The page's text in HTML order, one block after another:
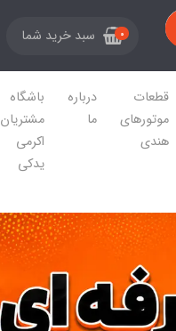
0 سبد خرید شما
قطعات
موتورهای
هندی
درباره
ما
باشگاه
مشتریان
اکرمی
یدکی